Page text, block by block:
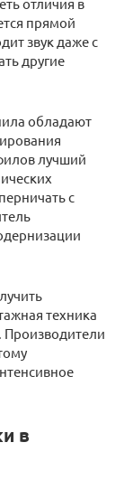
прямой
звук даже с
другие
обладают
лучший
с
техника
Производители
в